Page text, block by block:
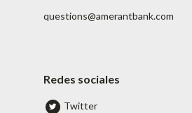
questions@amerantbank.com
Redes sociales
Twitter